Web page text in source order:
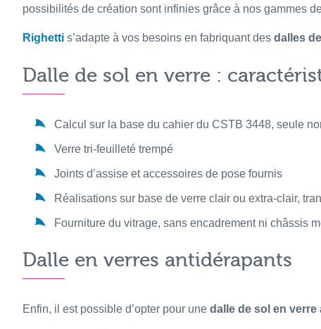
possibilités de création sont infinies grâce à nos gammes
Righetti s’adapte à vos besoins en fabriquant des dalles
Dalle de sol en verre :
Calcul sur la base du cahier du CSTB 3448, seule
Verre tri-feuilleté trempé
Joints d’assise et accessoires de pose fournis
Réalisations sur base de verre clair ou extra-clair,
Fourniture du vitrage, sans encadrement ni châssis
Dalle en verres antidérapants
Enfin, il est possible d’opter pour une dalle de sol en verre